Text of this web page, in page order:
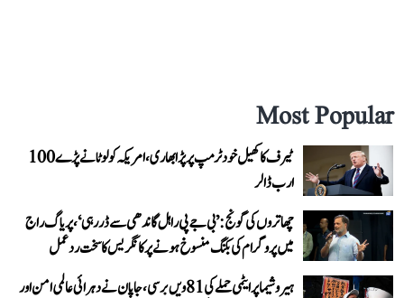
Most Popular
ٹیرف کا کھیل خود ٹرمپ پر پڑا بھاری، امریکہ کو لوٹانے پڑے 100
ارب ڈالر
چھاتروں کی گونج: ’بی جے پی راہل گاندھی سے ڈر رہی‘، پریاگ راج
میں پروگرام کی بکنگ منسوخ ہونے پر کانگریس کا سخت ردعمل
ہیروشیما پر ایٹمی حملے کی 81ویں برسی، جاپان نے دہرائی عالمی امن اور